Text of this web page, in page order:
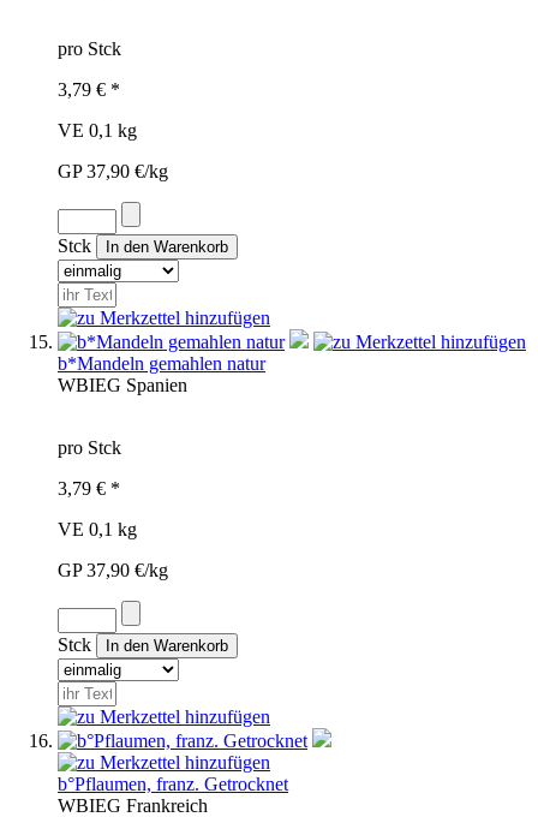
pro Stck
3,79 € *
VE 0,1 kg
GP 37,90 €/kg
Stck
b*Mandeln gemahlen natur
WBIEG Spanien
pro Stck
3,79 € *
VE 0,1 kg
GP 37,90 €/kg
Stck
b°Pflaumen, franz. Getrocknet
WBIEG Frankreich